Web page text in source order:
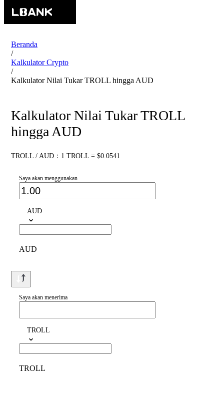
Beranda
/
Kalkulator Crypto
/
Kalkulator Nilai Tukar TROLL hingga AUD
Kalkulator Nilai Tukar TROLL
hingga AUD
TROLL / AUD：1 TROLL = $0.0541
Saya akan menggunakan
AUD
AUD
Saya akan menerima
TROLL
TROLL